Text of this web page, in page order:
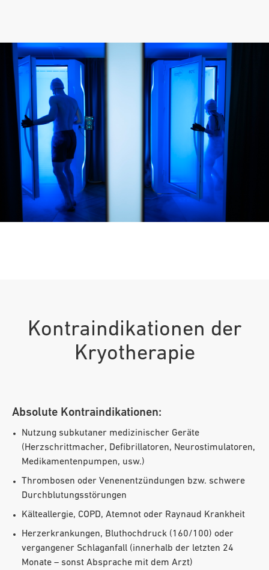
Kontraindikationen der
Kryotherapie
Absolute Kontraindikationen:
Nutzung subkutaner medizinischer Geräte
(Herzschrittmacher, Defibrillatoren, Neurostimulatoren,
Medikamentenpumpen, usw.)
Thrombosen oder Venenentzündungen bzw. schwere
Durchblutungsstörungen
Kälteallergie, COPD, Atemnot oder Raynaud Krankheit
Herzerkrankungen, Bluthochdruck (160/100) oder
vergangener Schlaganfall (innerhalb der letzten 24
Monate – sonst Absprache mit dem Arzt)